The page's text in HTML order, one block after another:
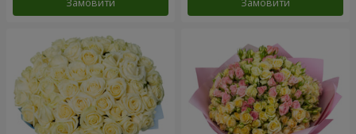
Замовити Замовити